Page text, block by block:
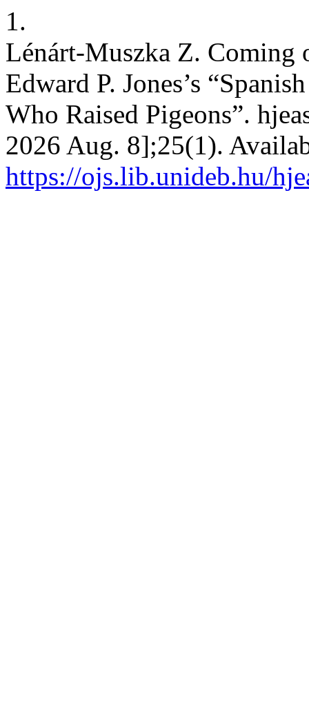
1.
Lénárt-Muszka Z. Coming
Edward P. Jones’s
Who Raised Pigeons”.
2026 Aug. 8];25(1).
https://ojs.lib.unideb.hu/